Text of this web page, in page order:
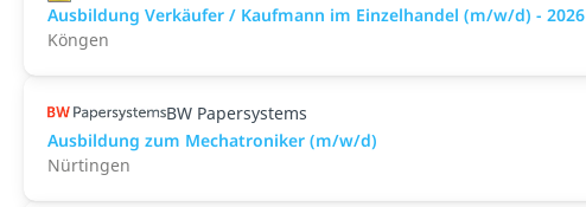
Ausbildung Verkäufer / Kaufmann im Einzelhandel (m/w/d) - 2026
Köngen
BW Papersystems
Ausbildung zum Mechatroniker (m/w/d)
Nürtingen